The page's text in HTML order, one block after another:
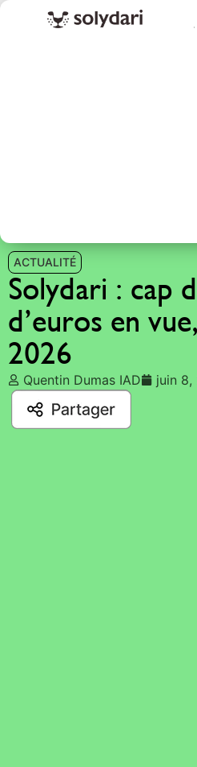
ACTUALITÉ
Solydari : cap
d’euros en
2026
Quentin Dumas IAD juin 8,